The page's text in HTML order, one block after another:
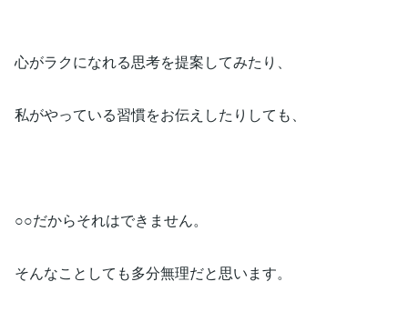
心がラクになれる思考を提案してみたり、
私がやっている習慣をお伝えしたりしても、
○○だからそれはできません。
そんなことしても多分無理だと思います。